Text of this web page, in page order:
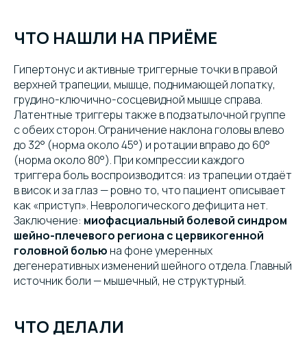
ЧТО НАШЛИ НА ПРИЁМЕ
Гипертонус и активные триггерные точки в правой
верхней трапеции, мышце, поднимающей лопатку,
грудино-ключично-сосцевидной мышце справа.
Латентные триггеры также в подзатылочной группе
с обеих сторон. Ограничение наклона головы влево
до 32° (норма около 45°) и ротации вправо до 60°
(норма около 80°). При компрессии каждого
триггера боль воспроизводится: из трапеции отдаёт
в висок и за глаз — ровно то, что пациент описывает
как «приступ». Неврологического дефицита нет.
Заключение: миофасциальный болевой синдром
шейно-плечевого региона с цервикогенной
головной болью на фоне умеренных
дегенеративных изменений шейного отдела. Главный
источник боли — мышечный, не структурный.
ЧТО ДЕЛАЛИ